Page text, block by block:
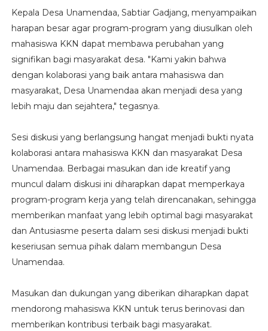
Kepala Desa Unamendaa, Sabtiar Gadjang, menyampaikan
harapan besar agar program-program yang diusulkan oleh
mahasiswa KKN dapat membawa perubahan yang
signifikan bagi masyarakat desa. "Kami yakin bahwa
dengan kolaborasi yang baik antara mahasiswa dan
masyarakat, Desa Unamendaa akan menjadi desa yang
lebih maju dan sejahtera," tegasnya.
Sesi diskusi yang berlangsung hangat menjadi bukti nyata
kolaborasi antara mahasiswa KKN dan masyarakat Desa
Unamendaa. Berbagai masukan dan ide kreatif yang
muncul dalam diskusi ini diharapkan dapat memperkaya
program-program kerja yang telah direncanakan, sehingga
memberikan manfaat yang lebih optimal bagi masyarakat
dan Antusiasme peserta dalam sesi diskusi menjadi bukti
keseriusan semua pihak dalam membangun Desa
Unamendaa.
Masukan dan dukungan yang diberikan diharapkan dapat
mendorong mahasiswa KKN untuk terus berinovasi dan
memberikan kontribusi terbaik bagi masyarakat.